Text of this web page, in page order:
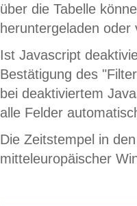
über die Tabelle
heruntergeladen oder
Ist Javascript
Bestätigung des
bei deaktiviertem
alle Felder
Die Zeitstempel in
mitteleuropäischer